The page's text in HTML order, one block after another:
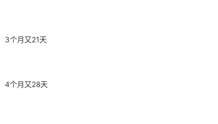
3个月又21天
4个月又28天